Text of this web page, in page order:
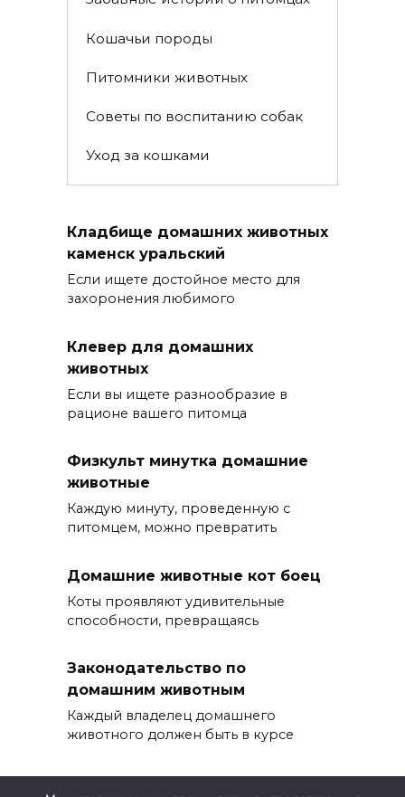
Кошачьи породы
Питомники животных
Советы по воспитанию собак
Уход за кошками
Кладбище домашних животных
каменск уральский
Если ищете достойное место для
захоронения любимого
Клевер для домашних
животных
Если вы ищете разнообразие в
рационе вашего питомца
Физкульт минутка домашние
животные
Каждую минуту, проведенную с
питомцем, можно превратить
Домашние животные кот боец
Коты проявляют удивительные
способности, превращаясь
Законодательство по
домашним животным
Каждый владелец домашнего
животного должен быть в курсе